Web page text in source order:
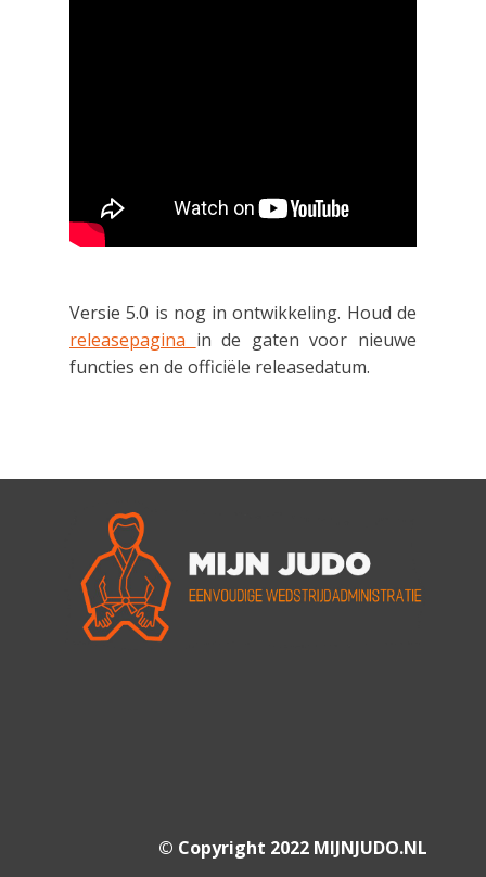
Versie 5.0 is nog in ontwikkeling. Houd de
releasepagina in de gaten voor nieuwe
functies en de officiële releasedatum.
© Copyright 2022 MIJNJUDO.NL